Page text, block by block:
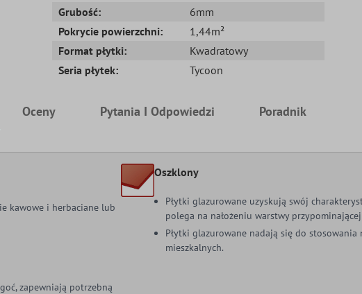
Grubość:
6mm
Pokrycie powierzchni:
1,44m²
Format płytki:
Kwadratowy
Seria płytek:
Tycoon
Oceny Pytania I Odpowiedzi Poradnik
kawowe i herbaciane lub
Oszklony
Płytki glazurowane uzyskują swój
polega na nałożeniu warstwy przypominającej
Płytki glazurowane nadają się do stosowania
mieszkalnych.
zapewniają potrzebną